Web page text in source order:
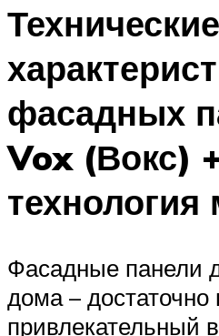
Технические
фасадных
Vox (Вокс)
технология
Фасадные панели
дома –
привлекательный